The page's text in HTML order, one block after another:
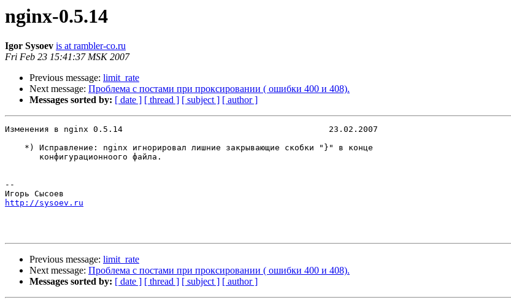
nginx-0.5.14
Igor Sysoev is at rambler-co.ru
Fri Feb 23 15:41:37 MSK 2007
Previous message: limit_rate
Next message: Проблема с постами при проксировании ( ошибки 400 и 408).
Messages sorted by: [ date ] [ thread ] [ subject ] [ author ]
Изменения в nginx 0.5.14                                          23.02.2007
    *) Исправление: nginx игнорировал лишние закрывающие скобки "}" в конце
       конфигурационноого файла.
--
http://sysoev.ru
Previous message: limit_rate
Next message: Проблема с постами при проксировании ( ошибки 400 и 408).
Messages sorted by: [ date ] [ thread ] [ subject ] [ author ]